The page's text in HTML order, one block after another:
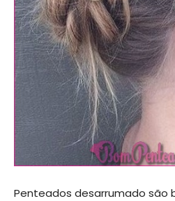
Penteados desarrumado são